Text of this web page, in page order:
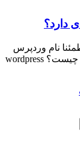
وردپرس
در طراحی سایت را زیاد شنیده اید، اما وردپرس چیست؟ wordpress